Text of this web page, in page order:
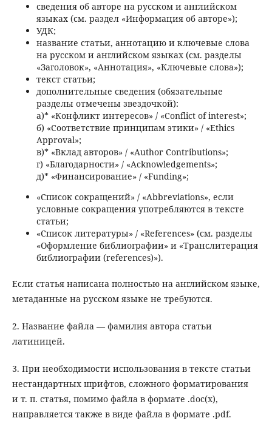
сведения об авторе на русском и английском
языках (см. раздел «Информация об авторе»);
УДК;
название статьи, аннотацию и ключевые слова
на русском и английском языках (см. разделы
«Заголовок», «Аннотация», «Ключевые слова»);
текст статьи;
дополнительные сведения (обязательные
разделы отмечены звездочкой):
а)* «Конфликт интересов» / «Conflict of interest»;
б) «Соответствие принципам этики» / «Ethics
Approval»;
в)* «Вклад авторов» / «Author Contributions»;
г) «Благодарности» / «Acknowledgements»;
д)* «Финансирование» / «Funding»;
«Список сокращений» / «Abbreviations», если
условные сокращения употребляются в тексте
статьи;
«Список литературы» / «References» (см. разделы
«Оформление библиографии» и «Транслитерация
библиографии (references)»).
Если статья написана полностью на английском языке,
метаданные на русском языке не требуются.
2. Название файла — фамилия автора статьи
латиницей.
3. При необходимости использования в тексте статьи
нестандартных шрифтов, сложного форматирования
и т. п. статья, помимо файла в формате .doc(x),
направляется также в виде файла в формате .pdf.